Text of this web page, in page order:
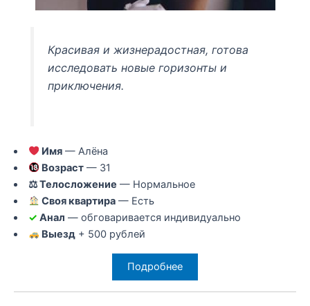
Красивая и жизнерадостная, готова
исследовать новые горизонты и
приключения.
Имя — Алёна
Возраст — 31
⚖ Телосложение — Нормальное
Своя квартира — Есть
✓ Анал — обговаривается индивидуально
Выезд + 500 рублей
Подробнее